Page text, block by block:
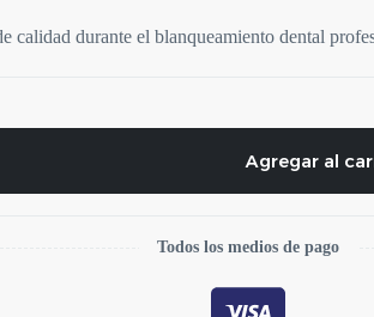
durante el blanqueamiento dental
Agregar al
Todos los medios de pago